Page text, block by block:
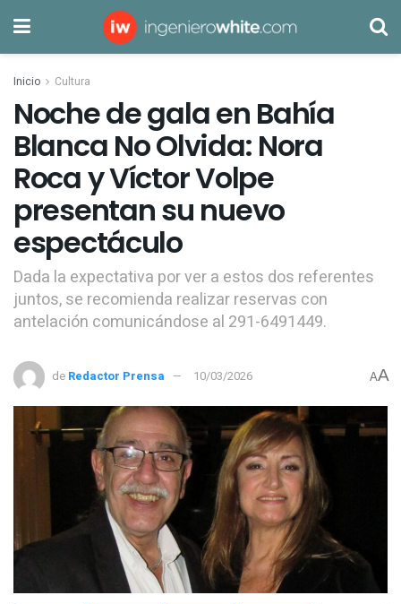
Inicio Cultura
Noche de gala en Bahía
Blanca No Olvida: Nora
Roca y Víctor Volpe
presentan su nuevo
espectáculo
Dada la expectativa por ver a estos dos referentes
juntos, se recomienda realizar reservas con
antelación comunicándose al 291-6491449.
de Redactor Prensa 10/03/2026 AA